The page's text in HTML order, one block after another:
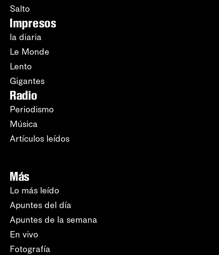
Salto
Impresos
la diaria
Le Monde
Lento
Gigantes
Radio
Periodismo
Música
Artículos leídos
Más
Lo más leído
Apuntes del día
Apuntes de la semana
En vivo
Fotografía